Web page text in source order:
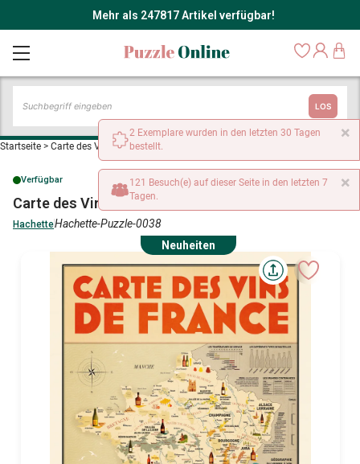
Mehr als 247817 Artikel verfügbar!
LOS
Startseite > Carte des Vins de France
Verfügbar
Carte des Vins de France
HachetteHachette-Puzzle-0038
Neuheiten
×
2 Exemplare wurden in den letzten 30 Tagen
bestellt.
×
121 Besuch(e) auf dieser Seite in den letzten 7
Tagen.